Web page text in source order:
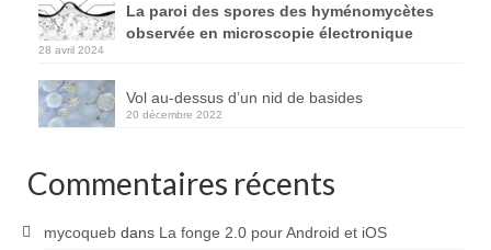
La paroi des spores des hyménomycètes
observée en microscopie électronique
28 avril 2024
Vol au-dessus d’un nid de basides
20 décembre 2022
Commentaires récents
mycoqueb dans La fonge 2.0 pour Android et iOS